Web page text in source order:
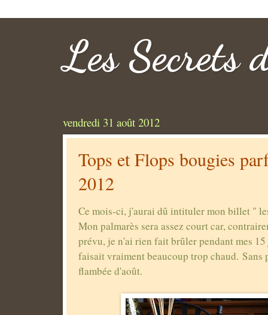
Les Secrets
vendredi 31 août 2012
Tops et Flops bougies
2012
Ce mois-ci, j'aurai dû intituler mon billet "
Mon palmarès sera assez court car,
prévu, je n'ai rien fait brûler pendant mes
faisait vraiment beaucoup trop chaud. Sans
flambée d'août.